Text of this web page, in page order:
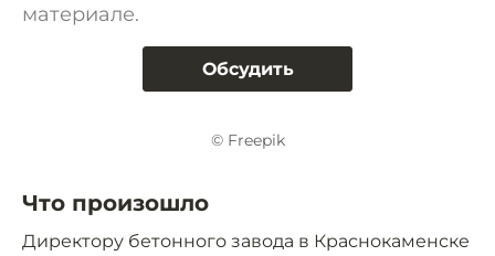
материале.
Обсудить
© Freepik
Что произошло
Директору бетонного завода в Краснокаменске